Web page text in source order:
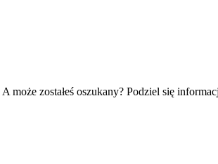
może zostałeś oszukany? Podziel się